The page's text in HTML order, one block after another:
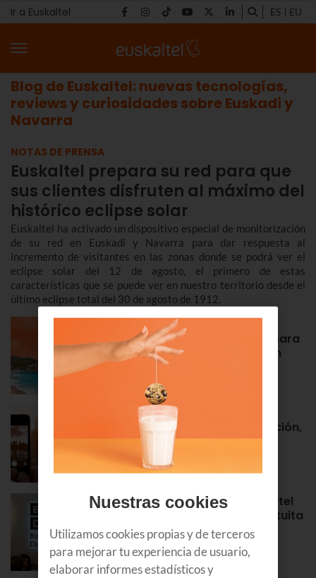
Ir a Euskaltel ES EU
Blog de Euskaltel: nuevas tecnologías,
reviews y curiosidades sobre Euskadi y
Navarra
NOTAS DE PRENSA
Euskaltel prepara su red para que
sus clientes disfruten al máximo del
histórico eclipse solar
Euskaltel ha activado un dispositivo especial de monitorización
de su red en Euskadi y Navarra para dar respuesta al
incremento de visitantes en las zonas donde se podrá ver el
eclipse solar del 12 de agosto, el primero de estas
características que se puede ver en nuestro territorio desde el
último eclipse total del 30 de agosto de 1912.
Euskaltel realiza cerca de un
centenar de intervenciones para
garantizar la conectividad en
verano
NOTAS DE PRENSA
Roaming en Euskaltel: activación,
tarifas, países por zonas…
APRENDE
¡Bienvenidos al Bizkaia Euskaltel
Digital Center! Tu puerta gratuita
para aprender y formarte en
Bilbao
APRENDE
Nuestras cookies
Utilizamos cookies propias y de terceros
para mejorar tu experiencia de usuario,
elaborar informes estadísticos y